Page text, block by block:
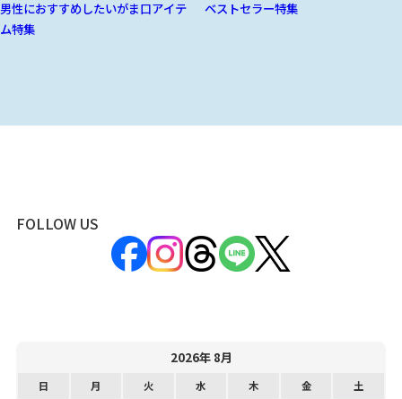
男性におすすめしたいがま口アイテ
ム特集
ベストセラー特集
FOLLOW US
2026年 8月
日 月 火 水 木 金
土